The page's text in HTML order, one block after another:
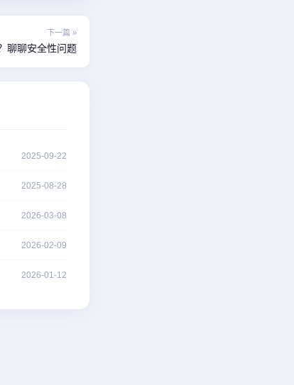
下一篇 »
聊聊安全性问题
2025-09-22
2025-08-28
2026-03-08
2026-02-09
2026-01-12